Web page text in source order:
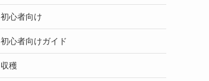
初心者向け
初心者向けガイド
収穫